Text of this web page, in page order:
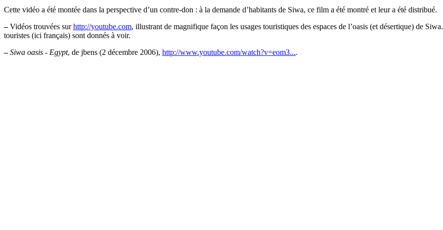
Cette vidéo a été montée dans la perspective d’un contre-don : à la demande d’habitants de Siwa, ce film a été montré et leur a été distribué.
–Vidéos trouvées surhttp://youtube.com, illustrant de magnifique façon les usages touristiques des espaces de l’oasis (et désertique) de
touristes (ici français) sont donnés à voir.
– Siwa oasis - Egypt, de jbens (2 décembre 2006), http://www.youtube.com/watch?v=eom3....